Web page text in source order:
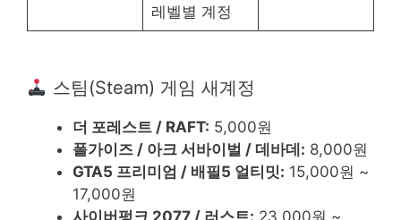
레벨별 계정
스팀(Steam) 게임 새계정
더 포레스트 / RAFT: 5,000원
폴가이즈 / 아크 서바이벌 / 데바데: 8,000원
GTA5 프리미엄 / 배필5 얼티밋: 15,000원 ~
17,000원